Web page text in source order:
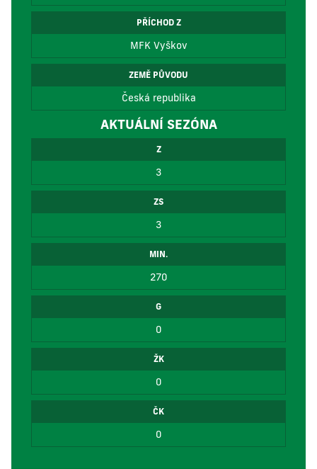
PŘÍCHOD Z
MFK Vyškov
ZEMĚ PŮVODU
Česká republika
AKTUÁLNÍ SEZÓNA
Z
3
ZS
3
MIN.
270
G
0
ŽK
0
ČK
0